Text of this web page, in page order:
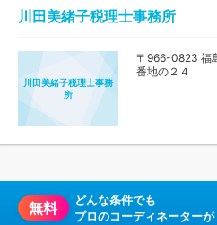
川田美緒子税理士事務所
川田美緒子税理士事務
所
〒966-0823 福
番地の２４
無料
どんな条件でも
プロのコーディネーターが